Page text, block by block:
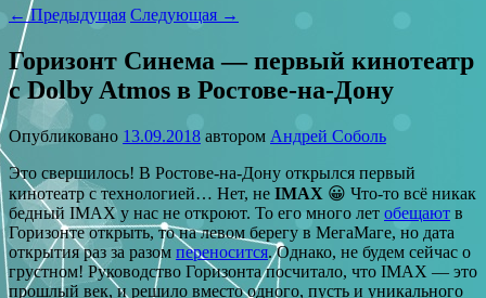
←Предыдущая Следующая →
Горизонт Синема — первый кинотеатр
с Dolby Atmos в Ростове-на-Дону
Опубликовано 13.09.2018 автором Андрей Соболь
Это свершилось! В Ростове-на-Дону открылся первый
кинотеатр с технологией… Нет, не IMAX 😀 Что-то всё никак
бедный IMAX у нас не откроют. То его много лет обещают в
Горизонте открыть, то на левом берегу в МегаМаге, но дата
открытия раз за разом переносится. Однако, не будем сейчас о
грустном! Руководство Горизонта посчитало, что IMAX — это
прошлый век, и решило вместо одного, пусть и уникального